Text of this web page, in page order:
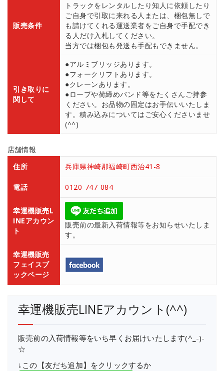
販売条件
トラックをレンタルしたり知人に依頼したり
ご自身で引取に来れる人または、梱包無しで
も請けてくれる運送業者をご自身で手配でき
る人だけ入札してください。
当方では梱包も発送も手配もできません。
引き取りに
関して
●アルミブリッジあります。
●フォークリフトあります。
●クレーンあります。
●ロープや荷締めバンド等をたくさんご持参
ください。お品物の固定はお手伝いいたしま
す。積み込みについてはご安心くださいませ
(^^)
店舗情報
住所
兵庫県神崎郡福崎町西治41-8
電話 0120-747-084
幸運機販売L
INEアカウン
ト
販売前の最新入荷情報等をお知らせいたしま
す。
幸運機販売
フェイスブ
ックページ
幸運機販売LINEアカウント(^^)
販売前の入荷情報等をいち早くお届けいたします(^_-)-
☆
↓この【友だち追加】をクリックするか